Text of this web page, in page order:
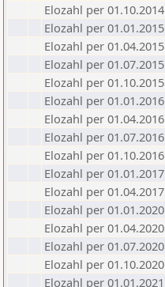
Elozahl per 01.10.2014
Elozahl per 01.01.2015
Elozahl per 01.04.2015
Elozahl per 01.07.2015
Elozahl per 01.10.2015
Elozahl per 01.01.2016
Elozahl per 01.04.2016
Elozahl per 01.07.2016
Elozahl per 01.10.2016
Elozahl per 01.01.2017
Elozahl per 01.04.2017
Elozahl per 01.01.2020
Elozahl per 01.04.2020
Elozahl per 01.07.2020
Elozahl per 01.10.2020
Elozahl per 01.01.2021